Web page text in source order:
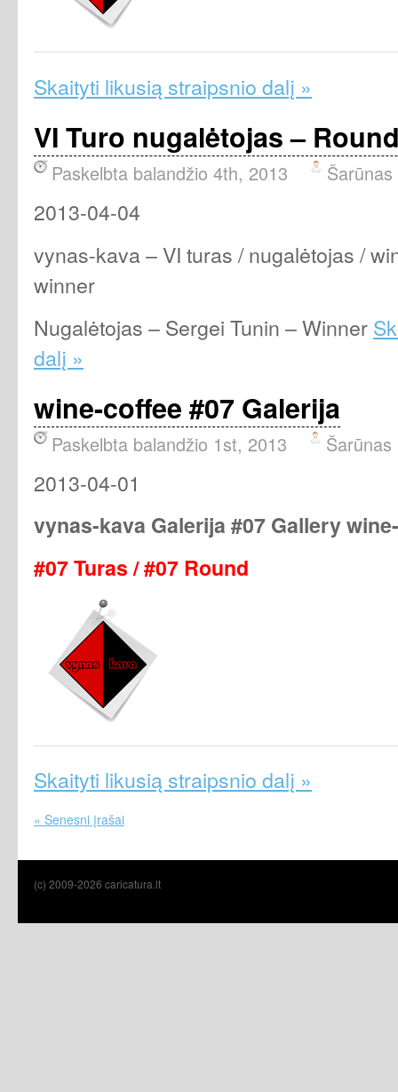
Skaityti likusią straipsnio dalį »
VI Turo nugalėtojas –
Paskelbta balandžio 4th, 2013 Šarūnas
2013-04-04
vynas-kava – VI turas / nugalėtojas /
winner
Nugalėtojas – Sergei Tunin – Winner
dalį »
wine-coffee #07 Galerija
Paskelbta balandžio 1st, 2013 Šarūnas
2013-04-01
vynas-kava Galerija #07 Gallery
#07 Turas / #07 Round
Skaityti likusią straipsnio dalį »
« Senesni įrašai
(c) 2009-2026 caricatura.lt